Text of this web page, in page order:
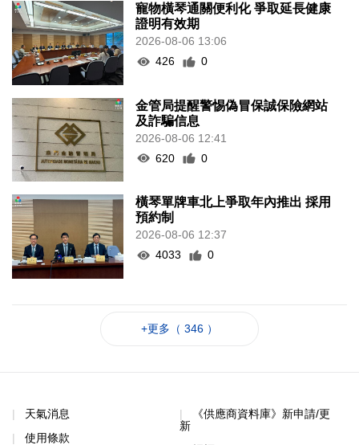
寵物橫琴通關便利化 爭取延長健康
證明有效期
2026-08-06 13:06
426
0
金管局提醒警惕偽冒保誠保險網站
及詐騙信息
2026-08-06 12:41
620
0
橫琴單牌車北上爭取年內推出 採用
預約制
2026-08-06 12:37
4033
0
+更多（ 346 ）
天氣消息
使用條款
《供應商資料庫》新申請/更
新